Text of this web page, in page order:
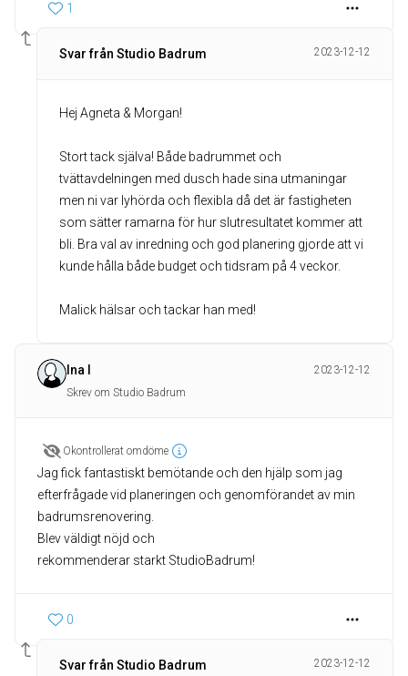
1
Svar från Studio Badrum 2023-12-12
Hej Agneta & Morgan!
Stort tack själva! Både badrummet och
tvättavdelningen med dusch hade sina utmaningar
men ni var lyhörda och flexibla då det är fastigheten
som sätter ramarna för hur slutresultatet kommer att
bli. Bra val av inredning och god planering gjorde att vi
kunde hålla både budget och tidsram på 4 veckor.
Malick hälsar och tackar han med!
Ina I
2023-12-12
Skrev om Studio Badrum
Okontrollerat omdöme
Jag fick fantastiskt bemötande och den hjälp som jag
efterfrågade vid planeringen och genomförandet av min
badrumsrenovering.
Blev väldigt nöjd och
rekommenderar starkt StudioBadrum!
0
Svar från Studio Badrum 2023-12-12